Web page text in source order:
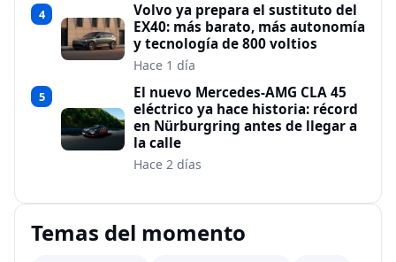
4
Volvo ya prepara el sustituto del
EX40: más barato, más autonomía
y tecnología de 800 voltios
Hace 1 día
5
El nuevo Mercedes-AMG CLA 45
eléctrico ya hace historia: récord
en Nürburgring antes de llegar a
la calle
Hace 2 días
Temas del momento